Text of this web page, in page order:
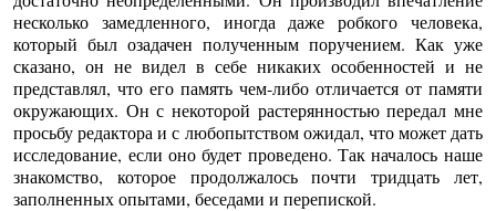
несколько замедленного, иногда даже робкого человека,
который был озадачен полученным поручением. Как уже
сказано, он не видел в себе никаких особенностей и не
представлял, что его память чем-либо отличается от памяти
окружающих. Он с некоторой растерянностью передал мне
просьбу редактора и с любопытством ожидал, что может дать
исследование, если оно будет проведено. Так началось наше
знакомство, которое продолжалось почти тридцать лет,
заполненных опытами, беседами и перепиской.